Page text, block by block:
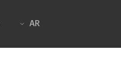
AR